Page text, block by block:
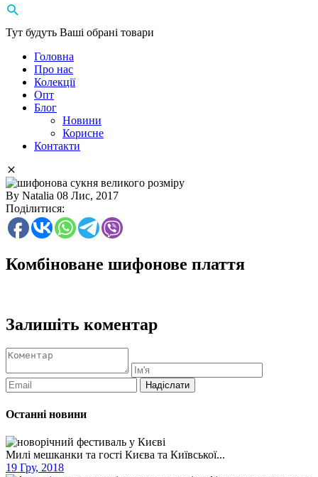
Тут будуть Ваші обрані товари
Головна
Про нас
Колекції
Опт
Блог
Новини
Корисне
Контакти
By Natalia 08 Лис, 2017
Поділитися:
Комбіноване шифонове плаття
Залишіть коментар
Останні новини
Милі мешканки та гості Києва та Київської...
19 Гру, 2018